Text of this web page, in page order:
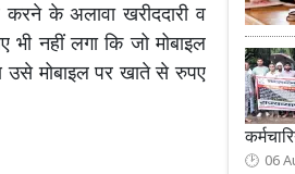
के अलावा खरीददारी व
नहीं लगा कि जो मोबाइल
मोबाइल पर खाते से रुपए
06